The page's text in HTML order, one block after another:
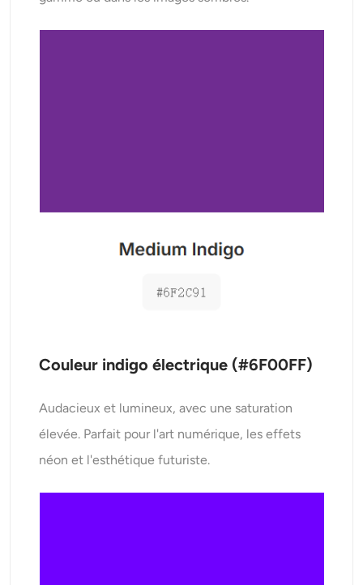
Couleur indigo électrique (#6F00FF)
Audacieux et lumineux, avec une saturation
élevée. Parfait pour l'art numérique, les effets
néon et l'esthétique futuriste.